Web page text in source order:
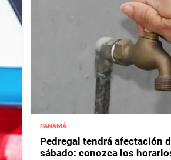
PANAMÁ
Pedregal tendrá afectación
sábado: conozca los